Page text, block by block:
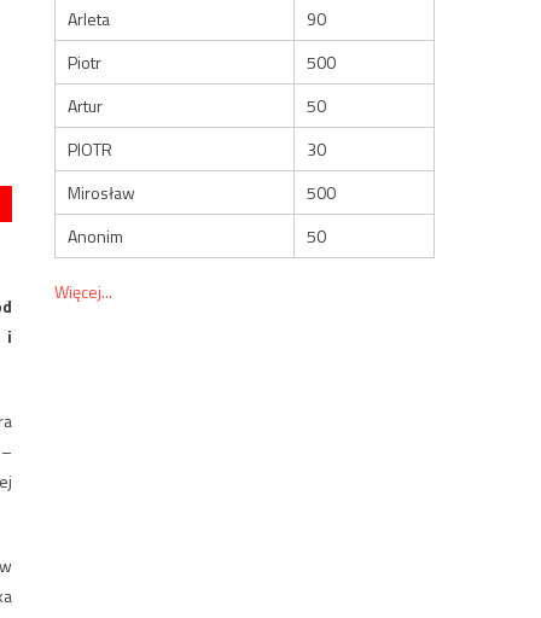
i
Arleta
90
Piotr
500
Artur
50
PIOTR
30
Mirosław
500
Anonim
50
Więcej...